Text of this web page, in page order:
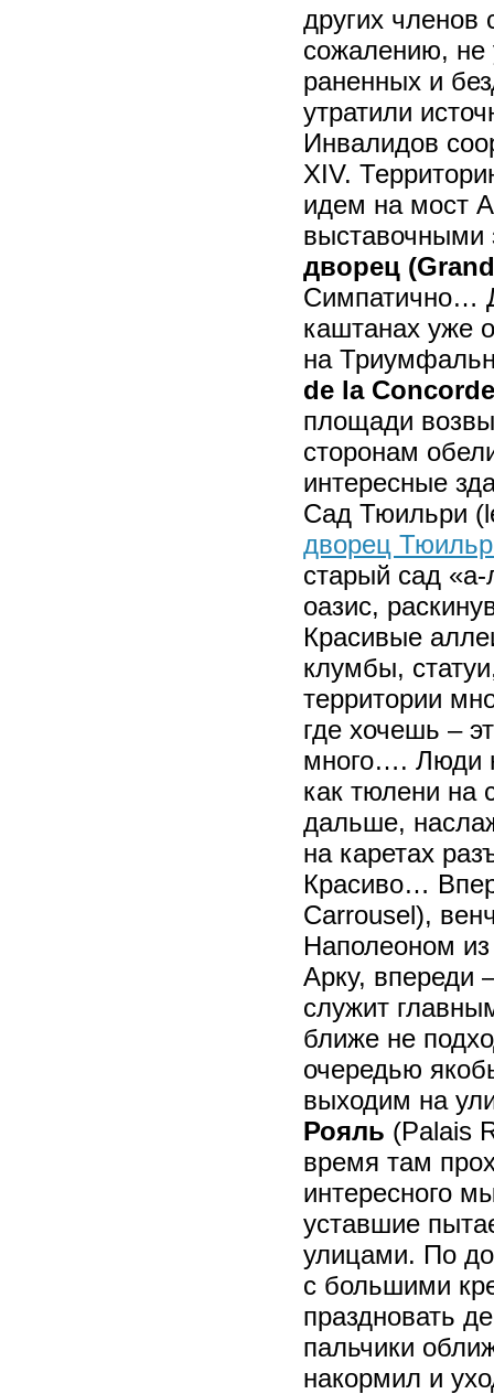
других членов
сожалению, не
раненных и
утратили
Инвалидов
XIV.
идем на мост
дворец
Симпатично…
каштанах уже
на
de la Concorde
площади
сторонам
интересные
Сад Тюильри
дворец
старый сад
оазис,
Красивые
клумбы,
территории
где хочешь –
много…. Люди
как тюлени
дальше,
на каретах
Красиво…
Carrousel),
Наполеоном
Арку, впереди
служит
ближе не
очередью
выходим на
Рояль (Palais
время там
интересного
уставшие
улицами. По
с большими
праздновать
пальчики
накормил и